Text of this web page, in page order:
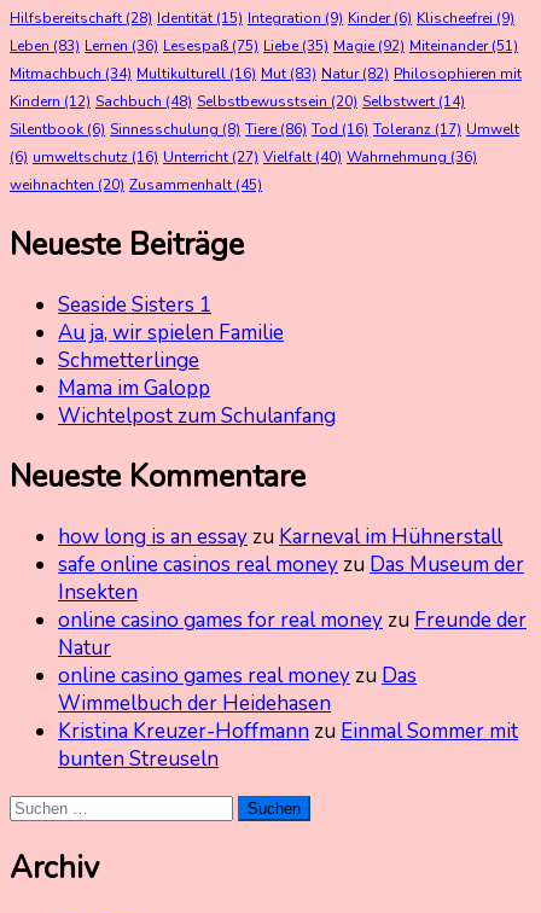
Hilfsbereitschaft (28) Identität (15) Integration (9) Kinder(6) Klischeefrei (9)
Leben (83) Lernen (36) Lesespaß (75) Liebe(35) Magie(92) Miteinander(51)
Mitmachbuch (34) Multikulturell (16) Mut (83) Natur(82) Philosophieren mit
Kindern (12) Sachbuch (48) Selbstbewusstsein (20) Selbstwert (14)
Silentbook (6) Sinnesschulung (8) Tiere(86) Tod (16) Toleranz (17) Umwelt
(6) umweltschutz (16) Unterricht (27) Vielfalt (40) Wahrnehmung (36)
weihnachten (20) Zusammenhalt (45)
Neueste Beiträge
Seaside Sisters 1
Au ja, wir spielen Familie
Schmetterlinge
Mama im Galopp
Wichtelpost zum Schulanfang
Neueste Kommentare
how long is an essayzu Karneval im Hühnerstall
safe online casinos real moneyzu Das Museum der
Insekten
online casino games for real moneyzu Freunde der
Natur
online casino games real moneyzu Das
Wimmelbuch der Heidehasen
Kristina Kreuzer-Hoffmannzu Einmal Sommer mit
bunten Streuseln
Suchen
Archiv